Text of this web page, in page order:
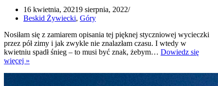
16 kwietnia, 20219 sierpnia, 2022
Beskid Żywiecki, Góry
Nosiłam się z zamiarem opisania tej pięknej styczniowej wycieczki
przez pół zimy i jak zwykle nie znalazłam czasu. I wtedy w
kwietniu spadł śnieg – to musi być znak, żebym… Dowiedz się
więcej »